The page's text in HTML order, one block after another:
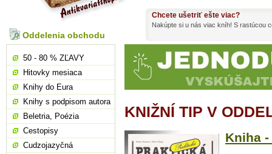
KNIŽNÍ TIP V
Kniha
Chcete ušetriť ešte viac?
Nakúpte si u nás viac kníh! S rastúcou
Oddelenia obchodu
50 - 80 % ZĽAVY
Hitovky mesiaca
Knihy do Eura
Knihy s podpisom autora
Beletria, Poézia
Cestopisy
Cudzojazyčná